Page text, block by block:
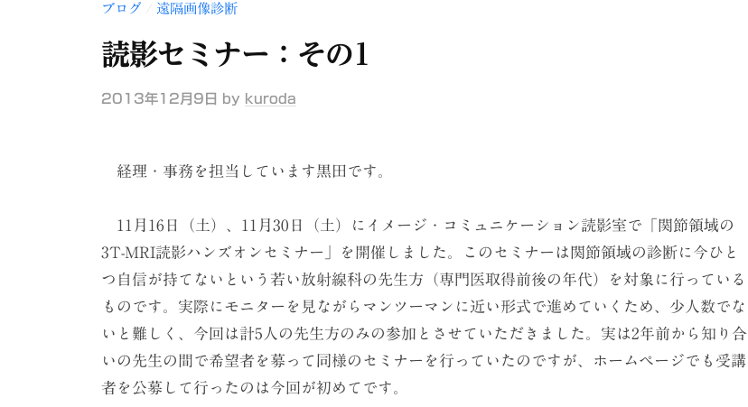
ブログ 遠隔画像診断
読影セミナー：その1
2013年12月9日 by kuroda
経理・事務を担当しています黒田です。
11月16日（土）、11月30日（土）にイメージ・コミュニケーション読影室で「関節領域の
3T-MRI読影ハンズオンセミナー」を開催しました。このセミナーは関節領域の診断に今ひと
つ自信が持てないという若い放射線科の先生方（専門医取得前後の年代）を対象に行っている
ものです。実際にモニターを見ながらマンツーマンに近い形式で進めていくため、少人数でな
いと難しく、今回は計5人の先生方のみの参加とさせていただきました。実は2年前から知り合
いの先生の間で希望者を募って同様のセミナーを行っていたのですが、ホームページでも受講
者を公募して行ったのは今回が初めてです。